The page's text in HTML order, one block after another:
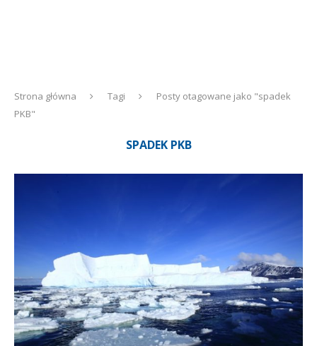
Strona główna Tagi
Posty otagowane jako "spadek
PKB"
SPADEK PKB